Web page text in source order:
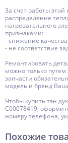
За счет работы
распределение
нагревательного
признаками:
- снижение
- не соответствие
Ремонтировать
можно только
запчасти
модель и бренд
Чтобы купить тэн
C00078419,
номеру телефона,
Похожие